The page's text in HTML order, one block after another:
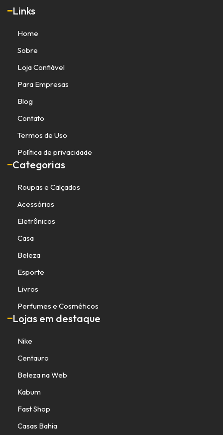
Links
Home
Sobre
Loja Confiável
Para Empresas
Blog
Contato
Termos de Uso
Política de privacidade
Categorias
Roupas e Calçados
Acessórios
Eletrônicos
Casa
Beleza
Esporte
Livros
Perfumes e Cosméticos
Lojas em destaque
Nike
Centauro
Beleza na Web
Kabum
Fast Shop
Casas Bahia